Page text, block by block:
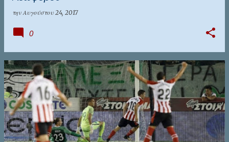
την Αυγούστου 24, 2017
0